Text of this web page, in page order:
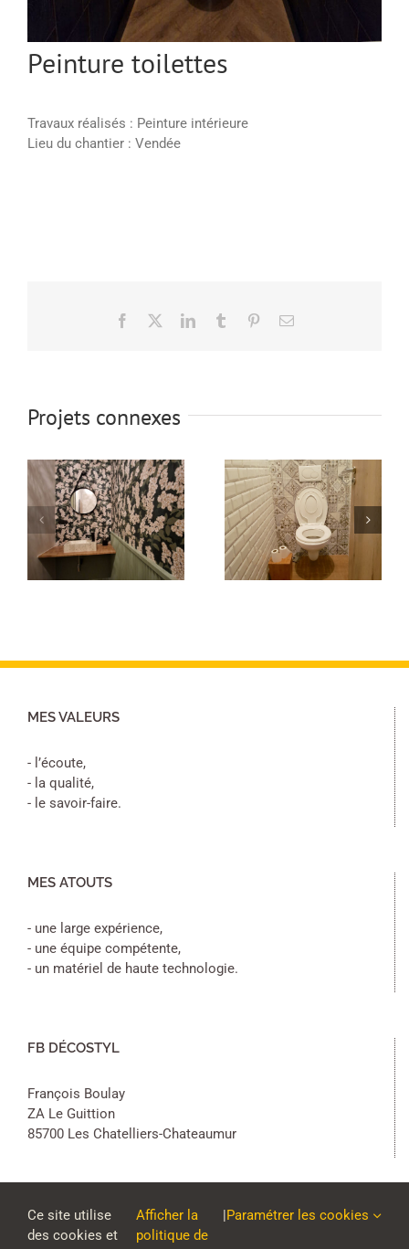
Peinture toilettes
Travaux réalisés : Peinture intérieure
Lieu du chantier : Vendée
Facebook LinkedInTumblr PinterestEmail
Projets connexes
Peinture
toilettes FB
Decostyl
Sèvremont
Peinture
toilettes
MES VALEURS
- l’écoute,
- la qualité,
- le savoir-faire.
MES ATOUTS
- une large expérience,
- une équipe compétente,
- un matériel de haute technologie.
FB DÉCOSTYL
François Boulay
ZA Le Guittion
85700 Les Chatelliers-Chateaumur
Ce site utilise
des cookies et
Afficher la
politique de
|Paramétrer les cookies